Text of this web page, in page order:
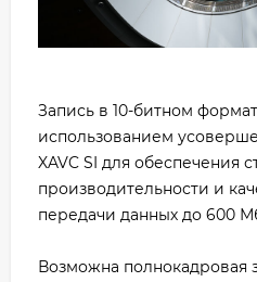
Запись в 10-битном
использованием
XAVC SI для обеспечения
производительности и
передачи данных до 600
Возможна полнокадровая